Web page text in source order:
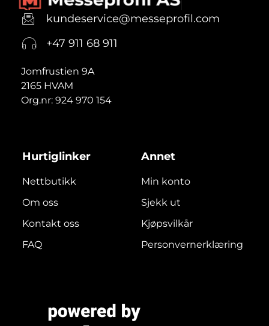
kundeservice@messeprofil.com
+47 911 68 911
Jomfrustien 9A
2165 HVAM
Org.nr: 924 970 154
Hurtiglinker
Nettbutikk
Om oss
Kontakt oss
FAQ
Annet
Min konto
Sjekk ut
Kjøpsvilkår
Personvernerklæring